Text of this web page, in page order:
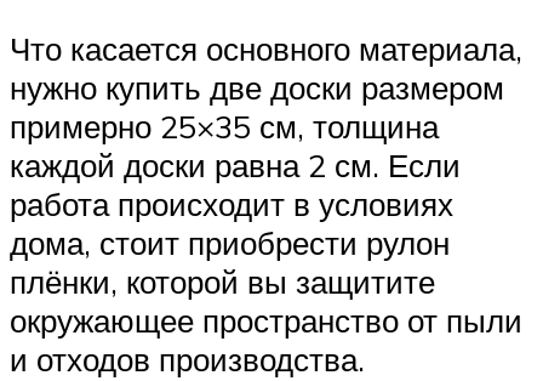
Что касается основного материала,
нужно купить две доски размером
примерно 25×35 см, толщина
каждой доски равна 2 см. Если
работа происходит в условиях
дома, стоит приобрести рулон
плёнки, которой вы защитите
окружающее пространство от пыли
и отходов производства.